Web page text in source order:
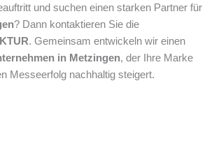
und suchen einen starken Partner für
? Dann kontaktieren Sie die
. Gemeinsam entwickeln wir einen
in Metzingen, der Ihre Marke
Messeerfolg nachhaltig steigert.